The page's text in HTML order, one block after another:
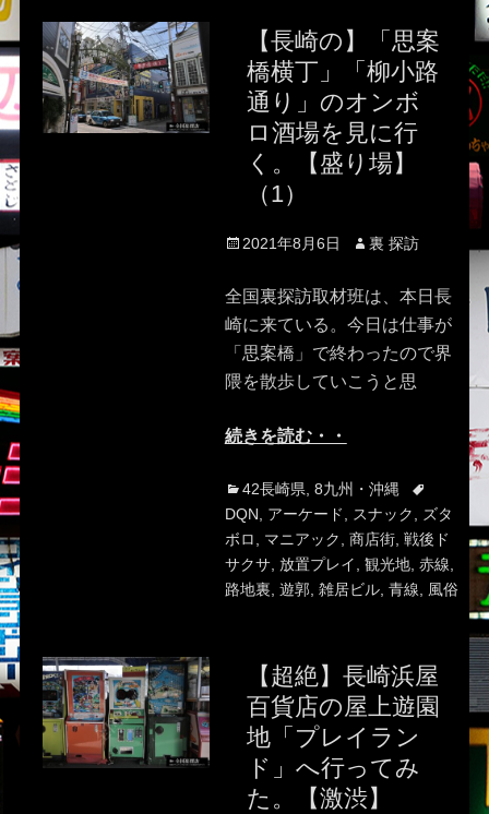
【長崎の】「思案
橋横丁」「柳小路
通り」のオンボ
ロ酒場を見に行
く。【盛り場】
（1）
Posted
2021年8月6日 Author
裏 探訪
全国裏探訪取材班は、本日長
崎に来ている。今日は仕事が
「思案橋」で終わったので界
隈を散歩していこうと思
続きを読む・・
Categories
42長崎県 8九州・沖縄
Tags
DQN
アーケード スナック
ズタ
ボロ
マニアック 商店街, 戦後ド
サクサ, 放置プレイ 観光地, 赤線
路地裏 遊郭, 雑居ビル, 青線 風俗
【超絶】長崎浜屋
百貨店の屋上遊園
地「プレイラン
ド」へ行ってみ
た。【激渋】